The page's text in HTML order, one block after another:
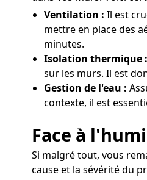
Ventilation : Il est
mettre en place des
minutes.
Isolation thermique :
sur les murs. Il est
Gestion de l'eau :
contexte, il est
Face à
Si malgré tout, vous
cause et la sévérité du